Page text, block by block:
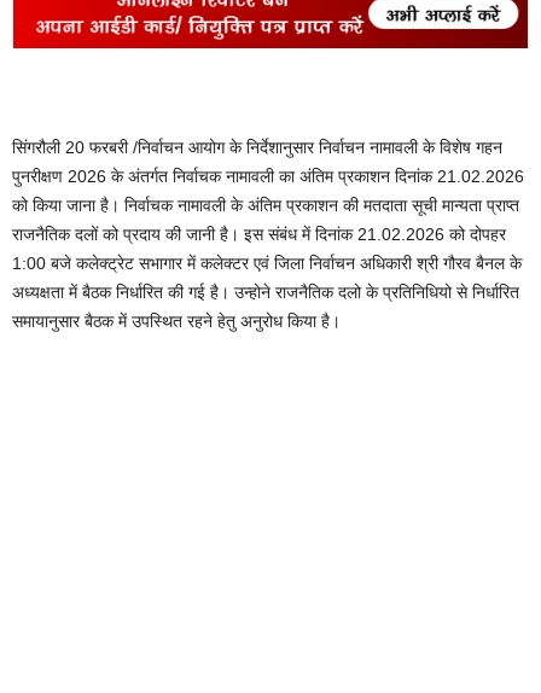
सिंगरौली 20 फरबरी /निर्वाचन आयोग के निर्देशानुसार निर्वाचन नामावली के विशेष गहन
पुनरीक्षण 2026 के अंतर्गत निर्वाचक नामावली का अंतिम प्रकाशन दिनांक 21.02.2026
को किया जाना है। निर्वाचक नामावली के अंतिम प्रकाशन की मतदाता सूची मान्यता प्राप्त
राजनैतिक दलों को प्रदाय की जानी है। इस संबंध में दिनांक 21.02.2026 को दोपहर
1:00 बजे कलेक्ट्रेट सभागार में कलेक्टर एवं जिला निर्वाचन अधिकारी श्री गौरव बैनल के
अध्यक्षता में बैठक निर्धारित की गई है। उन्होने राजनैतिक दलो के प्रतिनिधियो से निर्धारित
समायानुसार बैठक में उपस्थित रहने हेतु अनुरोध किया है।